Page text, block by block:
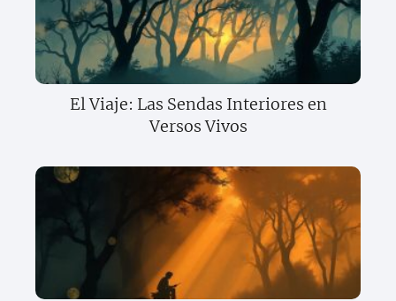
El Viaje: Las Sendas Interiores en
Versos Vivos